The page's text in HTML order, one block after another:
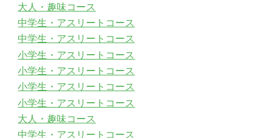
大人・趣味コース
中学生・アスリートコース
中学生・アスリートコース
小学生・アスリートコース
小学生・アスリートコース
小学生・アスリートコース
小学生・アスリートコース
大人・趣味コース
中学生・アスリートコース